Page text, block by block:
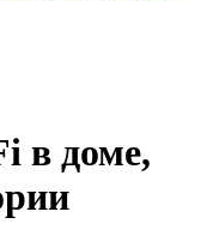
в доме,